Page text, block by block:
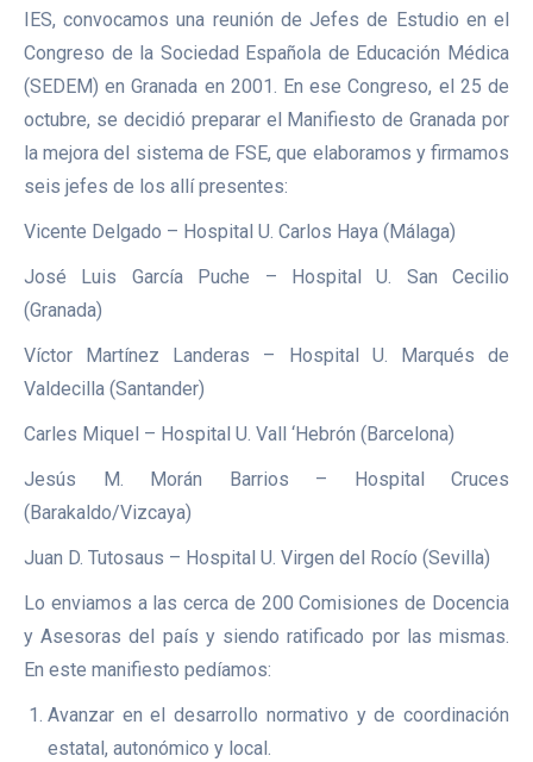
IES, convocamos una reunión de Jefes de Estudio en el
Congreso de la Sociedad Española de Educación Médica
(SEDEM) en Granada en 2001. En ese Congreso, el 25 de
octubre, se decidió preparar el Manifiesto de Granada por
la mejora del sistema de FSE, que elaboramos y firmamos
seis jefes de los allí presentes:
Vicente Delgado – Hospital U. Carlos Haya (Málaga)
José Luis García Puche – Hospital U. San Cecilio
(Granada)
Víctor Martínez Landeras – Hospital U. Marqués de
Valdecilla (Santander)
Carles Miquel – Hospital U. Vall ‘Hebrón (Barcelona)
Jesús M. Morán Barrios – Hospital Cruces
(Barakaldo/Vizcaya)
Juan D. Tutosaus – Hospital U. Virgen del Rocío (Sevilla)
Lo enviamos a las cerca de 200 Comisiones de Docencia
y Asesoras del país y siendo ratificado por las mismas.
En este manifiesto pedíamos:
Avanzar en el desarrollo normativo y de coordinación
estatal, autonómico y local.